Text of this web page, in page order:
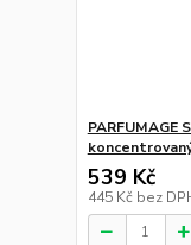
PARFUMAGE
539 Kč
445 Kč bez